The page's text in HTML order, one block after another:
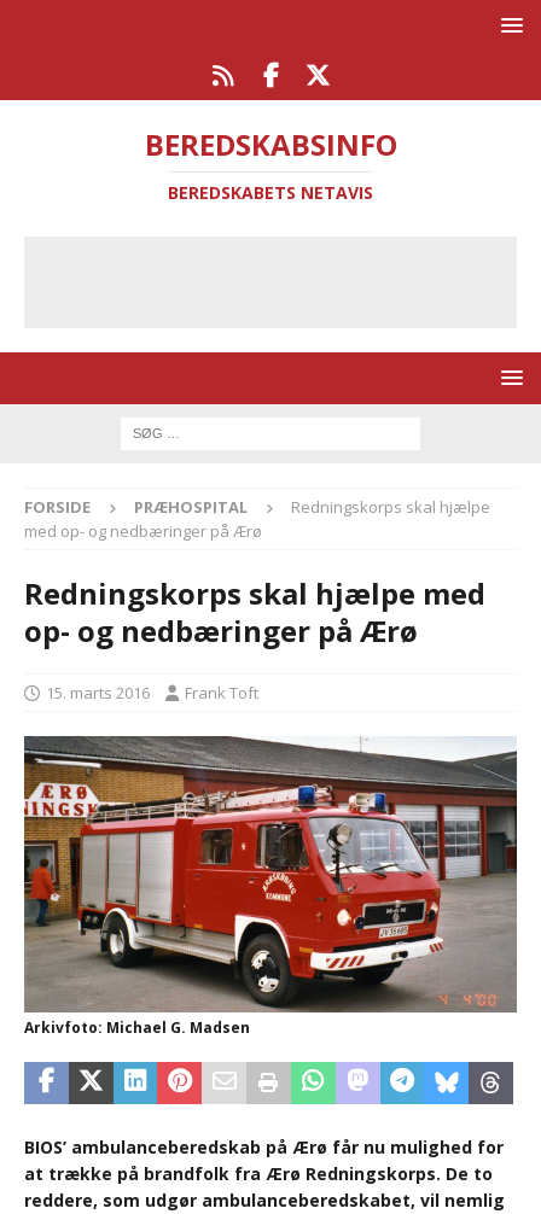
BEREDSKABSINFO
BEREDSKABETS NETAVIS
FORSIDE PRÆHOSPITAL
Redningskorps skal hjælpe
med op- og nedbæringer på Ærø
Redningskorps skal hjælpe med
op- og nedbæringer på Ærø
15. marts 2016 Frank Toft
Arkivfoto: Michael G. Madsen
BIOS’ ambulanceberedskab på Ærø får nu mulighed for
at trække på brandfolk fra Ærø Redningskorps. De to
reddere, som udgør ambulanceberedskabet, vil nemlig